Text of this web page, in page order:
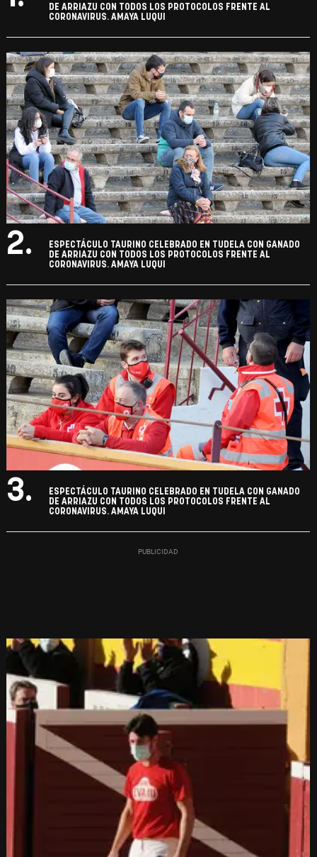
DE ARRIAZU CON TODOS LOS PROTOCOLOS FRENTE AL
CORONAVIRUS. AMAYA LUQUI
2.
ESPECTÁCULO TAURINO CELEBRADO EN TUDELA CON GANADO
DE ARRIAZU CON TODOS LOS PROTOCOLOS FRENTE AL
CORONAVIRUS. AMAYA LUQUI
3.
ESPECTÁCULO TAURINO CELEBRADO EN TUDELA CON GANADO
DE ARRIAZU CON TODOS LOS PROTOCOLOS FRENTE AL
CORONAVIRUS. AMAYA LUQUI